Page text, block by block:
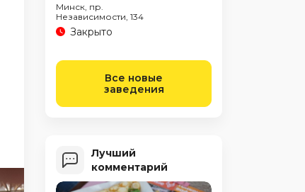
Минск, пр.
Независимости, 134
Закрыто
Все новые
заведения
Лучший
комментарий